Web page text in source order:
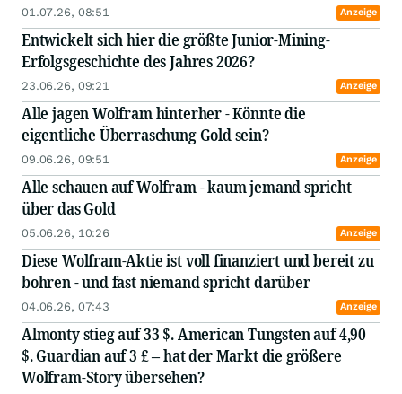
01.07.26, 08:51 Anzeige
Entwickelt sich hier die größte Junior-Mining-
Erfolgsgeschichte des Jahres 2026?
23.06.26, 09:21 Anzeige
Alle jagen Wolfram hinterher - Könnte die
eigentliche Überraschung Gold sein?
09.06.26, 09:51 Anzeige
Alle schauen auf Wolfram - kaum jemand spricht
über das Gold
05.06.26, 10:26 Anzeige
Diese Wolfram-Aktie ist voll finanziert und bereit zu
bohren - und fast niemand spricht darüber
04.06.26, 07:43 Anzeige
Almonty stieg auf 33 $. American Tungsten auf 4,90
$. Guardian auf 3 £ – hat der Markt die größere
Wolfram-Story übersehen?